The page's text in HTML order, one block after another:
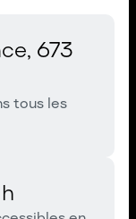
673
tous les